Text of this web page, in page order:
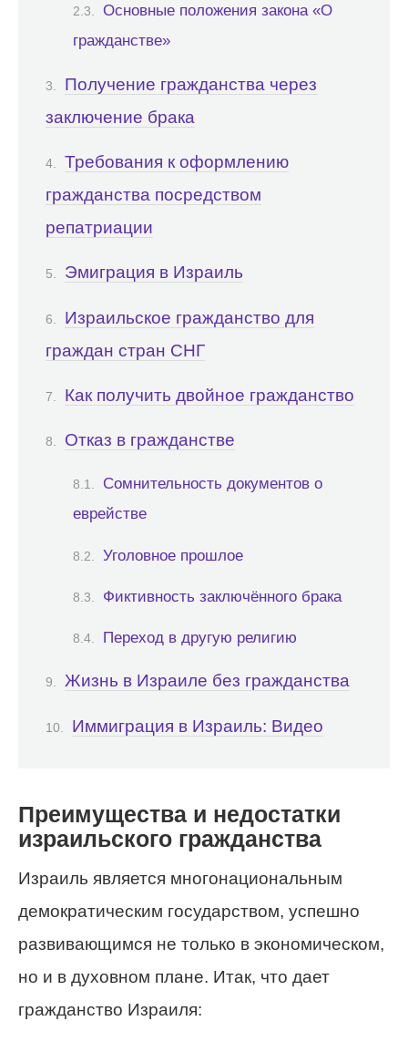
Основные положения закона «О
гражданстве»
Получение гражданства через
заключение брака
Требования к оформлению
гражданства посредством
репатриации
Эмиграция в Израиль
Израильское гражданство для
граждан стран СНГ
Как получить двойное гражданство
Отказ в гражданстве
Сомнительность документов о
еврействе
Уголовное прошлое
Фиктивность заключённого брака
Переход в другую религию
Жизнь в Израиле без гражданства
Иммиграция в Израиль: Видео
Преимущества и недостатки
израильского гражданства
Израиль является многонациональным
демократическим государством, успешно
развивающимся не только в экономическом,
но и в духовном плане. Итак, что дает
гражданство Израиля: